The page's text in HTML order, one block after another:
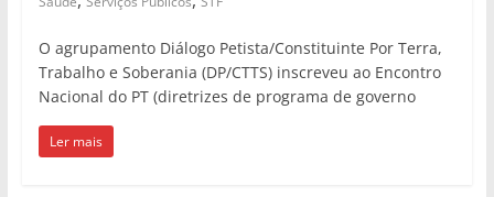
O agrupamento Diálogo Petista/Constituinte Por Terra,
Trabalho e Soberania (DP/CTTS) inscreveu ao Encontro
Nacional do PT (diretrizes de programa de governo
Ler mais